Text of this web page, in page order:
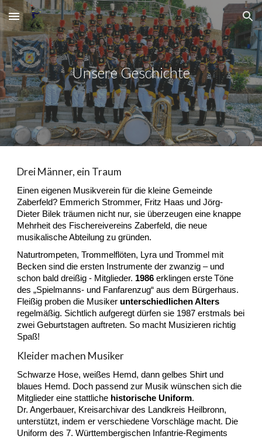
Skip to main content Skip to navigation
Unsere Geschichte
Drei Männer, ein Traum
Einen eigenen Musikverein für die kleine Gemeinde
Zaberfeld? Emmerich Strommer, Fritz Haas und Jörg-
Dieter Bilek träumen nicht nur, sie überzeugen eine knappe
Mehrheit des Fischereivereins Zaberfeld, die neue
musikalische Abteilung zu gründen.
Naturtrompeten, Trommelflöten, Lyra und Trommel mit
Becken sind die ersten Instrumente der zwanzig – und
schon bald dreißig - Mitglieder. 1986 erklingen erste Töne
des „Spielmanns- und Fanfarenzug“ aus dem Bürgerhaus.
Fleißig proben die Musiker unterschiedlichen Alters
regelmäßig. Sichtlich aufgeregt dürfen sie 1987 erstmals bei
zwei Geburtstagen auftreten. So macht Musizieren richtig
Spaß!
Kleider machen Musiker
Schwarze Hose, weißes Hemd, dann gelbes Shirt und
blaues Hemd. Doch passend zur Musik wünschen sich die
Mitglieder eine stattliche historische Uniform.
Dr. Angerbauer, Kreisarchivar des Landkreis Heilbronn,
unterstützt, indem er verschiedene Vorschläge macht. Die
Uniform des 7. Württembergischen Infantrie-Regiments